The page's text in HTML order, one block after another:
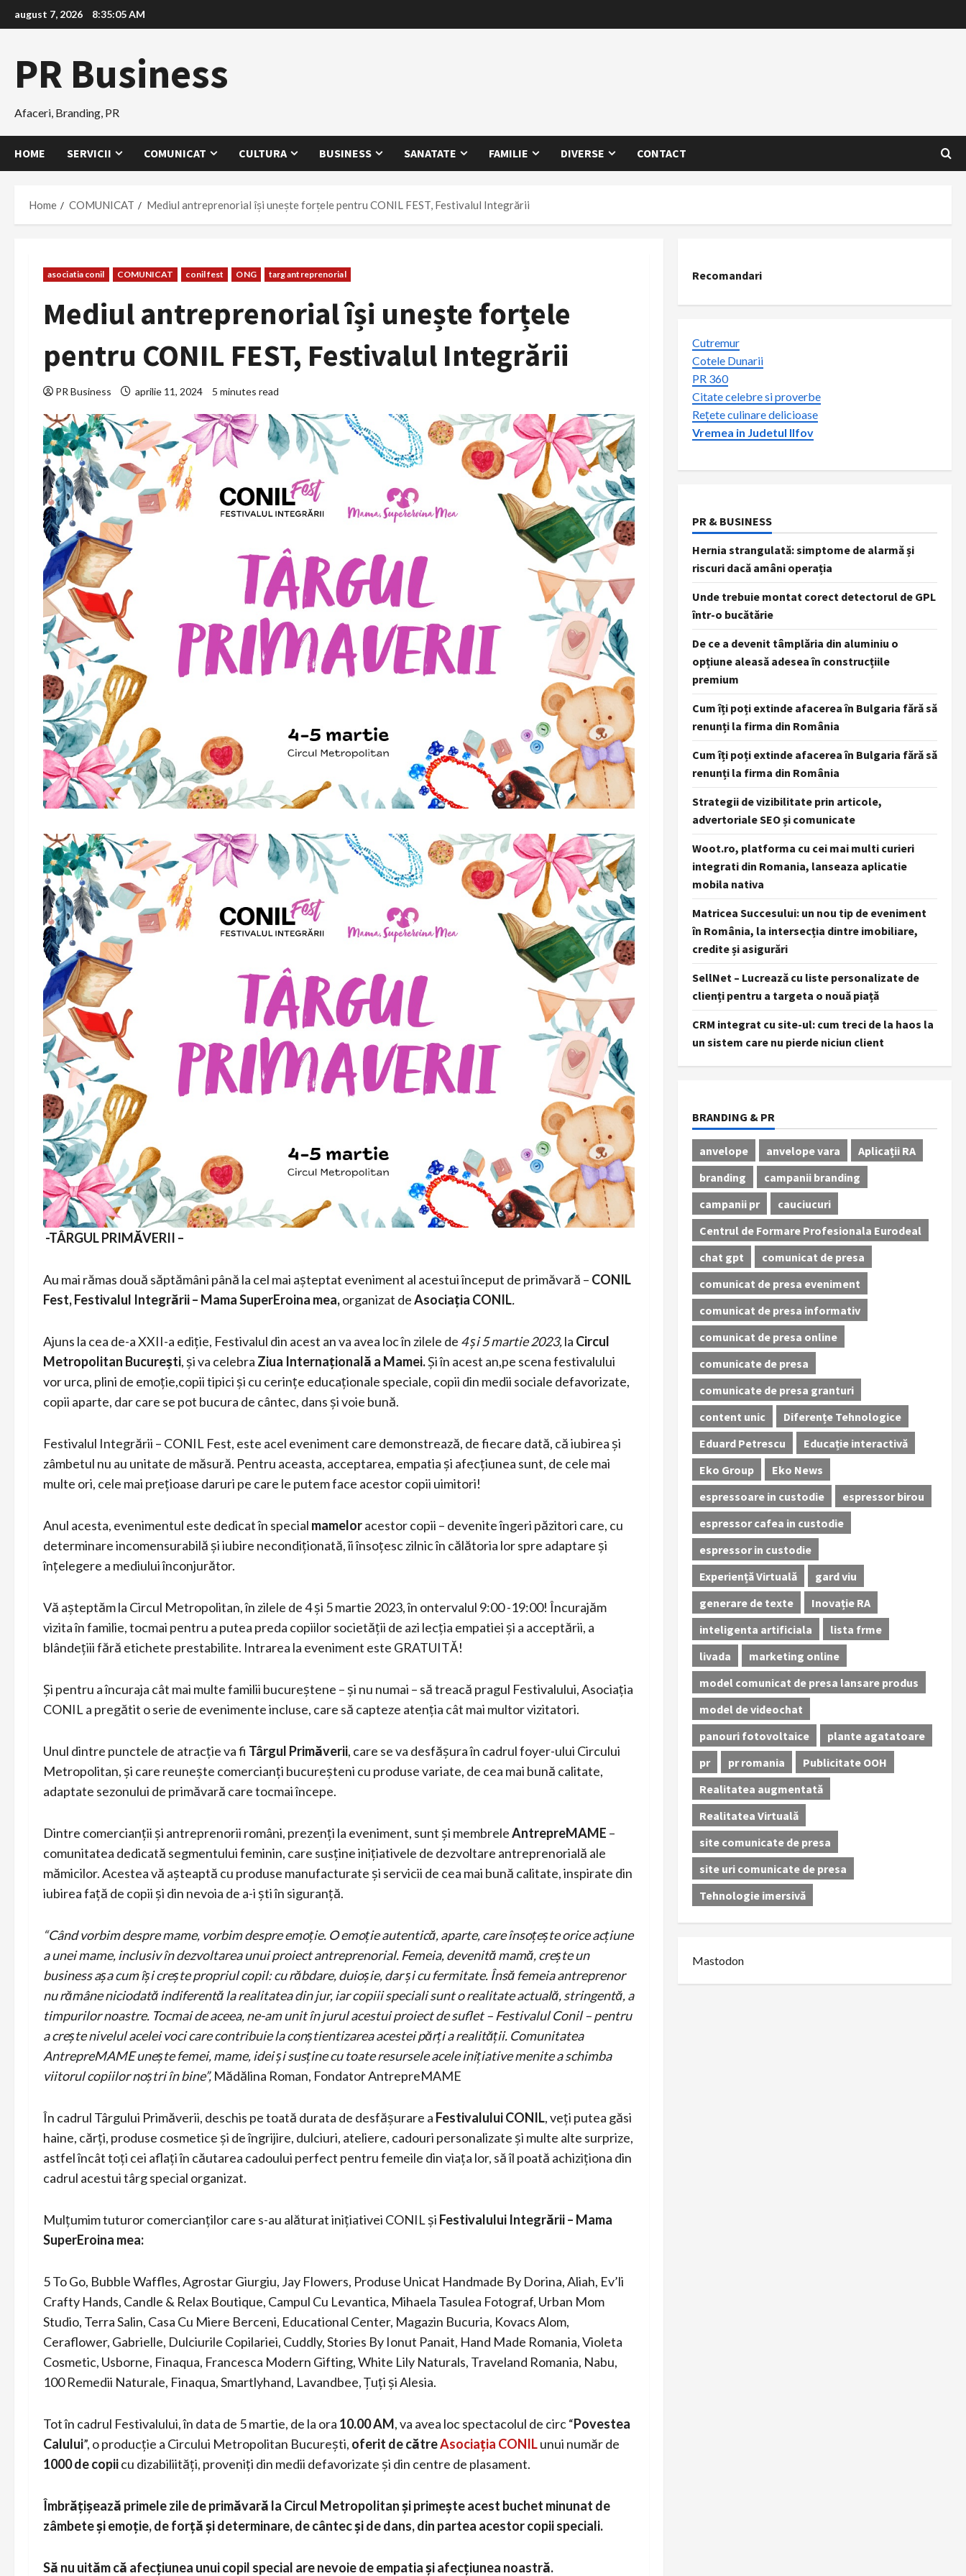
to
august 7, 2026 8:35:06 AM
PR Business
Afaceri, Branding, PR
HOME SERVICII COMUNICAT CULTURA BUSINESS SANATATE FAMILIE DIVERSE CONTACT
Home COMUNICAT Mediul antreprenorial își unește forțele pentru CONIL FEST, Festivalul Integrării
asociatia conil COMUNICAT conil fest ONG targ antreprenorial
Mediul antreprenorial își unește forțele
pentru CONIL FEST, Festivalul Integrării
PR Business aprilie 11, 2024 5 minutes read
-TÂRGUL PRIMĂVERII –
Au mai rămas două săptămâni până la cel mai așteptat eveniment al acestui început de primăvară – CONIL
Fest, Festivalul Integrării – Mama SuperEroina mea,organizat deAsociația CONIL.
Ajuns la cea de-a XXII-a ediție, Festivalul din acest an va avea loc în zilele de 4 și 5 martie 2023,la Circul
Metropolitan București, și va celebra Ziua Internațională a Mamei.Și în acest an,pe scena festivalului
vor urca, plini de emoție,copii tipici și cu cerințe educaționale speciale, copii din medii sociale defavorizate,
copii aparte, dar care se pot bucura de cântec, dans și voie bună.
Festivalul Integrării – CONIL Fest, este acel eveniment care demonstrează, de fiecare dată, că iubirea și
zâmbetul nu au unitate de măsură. Pentru aceasta, acceptarea, empatia și afecțiunea sunt, de cele mai
multe ori, cele mai prețioase daruri pe care le putem face acestor copii uimitori!
Anul acesta, evenimentul este dedicat în special mameloracestor copii – devenite îngeri păzitori care, cu
determinare incomensurabilă și iubire necondiționată, îi însoțesc zilnic în călătoria lor spre adaptare și
înțelegere a mediului înconjurător.
Vă așteptăm la Circul Metropolitan, în zilele de 4 și 5 martie 2023, în ontervalul 9:00 -19:00! Încurajăm
vizita în familie, tocmai pentru a putea preda copiilor societății de azi lecția empatiei și a acceptării, a
blândețiii fără etichete prestabilite. Intrarea la eveniment este GRATUITĂ!
Și pentru a încuraja cât mai multe familii bucureștene – și nu numai – să treacă pragul Festivalului, Asociația
CONIL a pregătit o serie de evenimente incluse, care să capteze atenția cât mai multor vizitatori.
Unul dintre punctele de atracție va fi Târgul Primăverii, care se va desfășura în cadrul foyer-ului Circului
Metropolitan, și care reunește comercianți bucureșteni cu produse variate, de cea mai bună calitate,
adaptate sezonului de primăvară care tocmai începe.
Dintre comercianții și antreprenorii români, prezenți la eveniment, sunt și membreleAntrepreMAME –
comunitatea dedicată segmentului feminin, care susține inițiativele de dezvoltare antreprenorială ale
mămicilor. Acestea vă așteaptă cu produse manufacturate și servicii de cea mai bună calitate, inspirate din
iubirea față de copii și din nevoia de a-i ști în siguranță.
“Când vorbim despre mame, vorbim despre emoție. O emoție autentică, aparte, care însoțește orice acțiune
a unei mame, inclusiv în dezvoltarea unui proiect antreprenorial. Femeia, devenită mamă, crește un
business așa cum își crește propriul copil: cu răbdare, duioșie, dar și cu fermitate. Însă femeia antreprenor
nu rămâne niciodată indiferentă la realitatea din jur, iar copiii speciali sunt o realitate actuală, stringentă, a
timpurilor noastre. Tocmai de aceea, ne-am unit în jurul acestui proiect de suflet – Festivalul Conil – pentru
a crește nivelul acelei voci care contribuie la conștientizarea acestei părți a realității. Comunitatea
AntrepreMAME unește femei, mame, idei și susține cu toate resursele acele inițiative menite a schimba
viitorul copiilor noștri în bine”, Mădălina Roman, Fondator AntrepreMAME
În cadrul Târgului Primăverii, deschis pe toată durata de desfășurare a Festivalului CONIL, veți putea găsi
haine, cărți, produse cosmetice și de îngrijire, dulciuri, ateliere, cadouri personalizate și multe alte surprize,
astfel încât toți cei aflați în căutarea cadoului perfect pentru femeile din viața lor, să îl poată achiziționa din
cadrul acestui târg special organizat.
Mulțumim tuturor comercianților care s-au alăturat inițiativei CONIL și Festivalului Integrării – Mama
SuperEroina mea:
5 To Go, Bubble Waffles, Agrostar Giurgiu, Jay Flowers, Produse Unicat Handmade By Dorina, Aliah, Ev’li
Crafty Hands, Candle & Relax Boutique, Campul Cu Levantica, Mihaela Tasulea Fotograf, Urban Mom
Studio, Terra Salin, Casa Cu Miere Berceni, Educational Center, Magazin Bucuria, Kovacs Alom,
Ceraflower, Gabrielle, Dulciurile Copilariei, Cuddly, Stories By Ionut Panait, Hand Made Romania, Violeta
Cosmetic, Usborne, Finaqua, Francesca Modern Gifting, White Lily Naturals, Traveland Romania, Nabu,
100 Remedii Naturale, Finaqua, Smartlyhand, Lavandbee, Țuți și Alesia.
Tot în cadrul Festivalului, în data de 5 martie, de la ora 10.00 AM, va avea loc spectacolul de circ “Povestea
Calului”, o producție a Circului Metropolitan București, oferit de cătreAsociația CONILunui număr de
1000 de copiicu dizabiliități, proveniți din medii defavorizate și din centre de plasament.
Îmbrățișează primele zile de primăvară la Circul Metropolitan și primește acest buchet minunat de
zâmbete și emoție, de forță și determinare, de cântec și de dans, din partea acestor copii speciali.
Să nu uităm că afecțiunea unui copil special are nevoie de empatia și afecțiunea noastră.
Recomandari
Cutremur
Cotele Dunarii
PR 360
Citate celebre si proverbe
Rețete culinare delicioase
Vremea in Judetul Ilfov
PR & BUSINESS
Hernia strangulată: simptome de alarmă și
riscuri dacă amâni operația
Unde trebuie montat corect detectorul de GPL
într-o bucătărie
De ce a devenit tâmplăria din aluminiu o
opțiune aleasă adesea în construcțiile
premium
Cum îți poți extinde afacerea în Bulgaria fără să
renunți la firma din România
Cum îți poți extinde afacerea în Bulgaria fără să
renunți la firma din România
Strategii de vizibilitate prin articole,
advertoriale SEO și comunicate
Woot.ro, platforma cu cei mai multi curieri
integrati din Romania, lanseaza aplicatie
mobila nativa
Matricea Succesului: un nou tip de eveniment
în România, la intersecția dintre imobiliare,
credite și asigurări
SellNet – Lucrează cu liste personalizate de
clienți pentru a targeta o nouă piață
CRM integrat cu site-ul: cum treci de la haos la
un sistem care nu pierde niciun client
BRANDING & PR
anvelope anvelope vara
Aplicații RA
branding
campanii branding
campanii pr
cauciucuri
Centrul de Formare Profesionala Eurodeal
chat gpt
comunicat de presa
comunicat de presa eveniment
comunicat de presa informativ
comunicat de presa online
comunicate de presa
comunicate de presa granturi
content unic
Diferențe Tehnologice
Eduard Petrescu
Educație interactivă
Eko Group
Eko News
espressoare in custodie
espressor birou
espressor cafea in custodie
espressor in custodie
Experiență Virtuală
gard viu
generare de texte
Inovație RA
inteligenta artificiala
lista frme
livada
marketing online
model comunicat de presa lansare produs
model de videochat
panouri fotovoltaice
plante agatatoare
pr
pr romania
Publicitate OOH
Realitatea augmentată
Realitatea Virtuală
site comunicate de presa
site uri comunicate de presa
Tehnologie imersivă
Mastodon